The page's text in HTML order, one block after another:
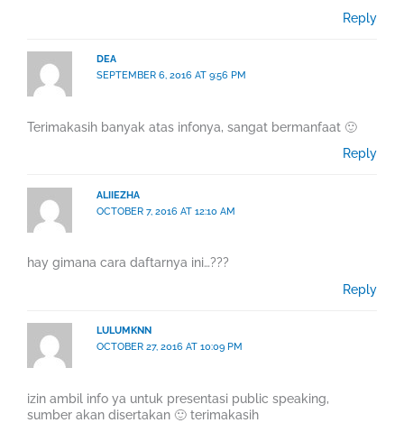
Reply
DEA
SEPTEMBER 6, 2016 AT 9:56 PM
Terimakasih banyak atas infonya, sangat bermanfaat 🙂
Reply
ALIIEZHA
OCTOBER 7, 2016 AT 12:10 AM
hay gimana cara daftarnya ini…???
Reply
LULUMKNN
OCTOBER 27, 2016 AT 10:09 PM
izin ambil info ya untuk presentasi public speaking,
sumber akan disertakan 🙂 terimakasih